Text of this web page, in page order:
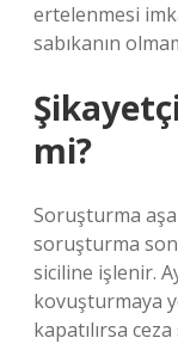
ertelenmesi
sabıkanın
mi?
Soruşturma
soruşturma
siciline işlenir.
kovuşturmaya
kapatılırsa